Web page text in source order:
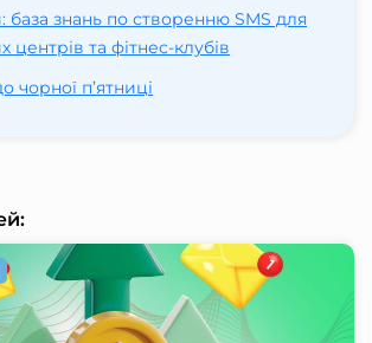
база знань по створенню SMS для
центрів та фітнес-клубів
чорної п’ятниці